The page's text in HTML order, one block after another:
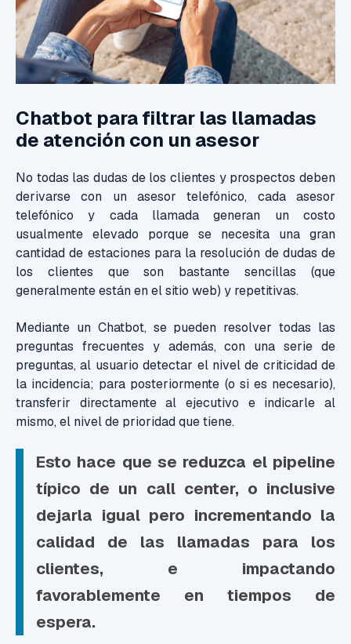
Chatbot para filtrar las llamadas
de atención con un asesor
No todas las dudas de los clientes y prospectos deben
derivarse con un asesor telefónico, cada asesor
telefónico y cada llamada generan un costo
usualmente elevado porque se necesita una gran
cantidad de estaciones para la resolución de dudas de
los clientes que son bastante sencillas (que
generalmente están en el sitio web) y repetitivas.
Mediante un Chatbot, se pueden resolver todas las
preguntas frecuentes y además, con una serie de
preguntas, al usuario detectar el nivel de criticidad de
la incidencia; para posteriormente (o si es necesario),
transferir directamente al ejecutivo e indicarle al
mismo, el nivel de prioridad que tiene.
Esto hace que se reduzca el pipeline
típico de un call center, o inclusive
dejarla igual pero incrementando la
calidad de las llamadas para los
clientes, e impactando
favorablemente en tiempos de
espera.